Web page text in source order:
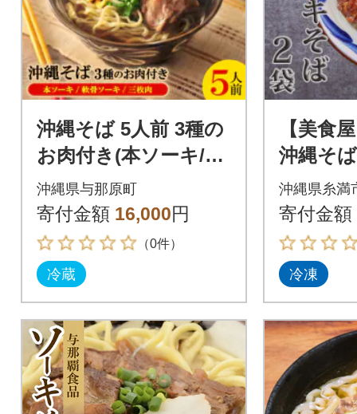
沖縄そば 5人前 3種の
お肉付き(本ソーキ/軟
骨ソーキ/三枚肉)
沖縄県与那原町
寄付金額 16,000円
（0件）
冷蔵
【美食
沖縄そ
(軟骨ソ
沖縄県糸満
寄付金額
冷凍